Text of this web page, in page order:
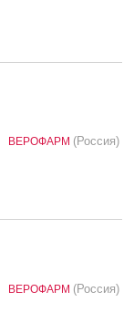
ВЕРОФАРМ (Россия)
ВЕРОФАРМ (Россия)